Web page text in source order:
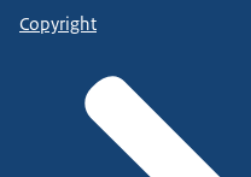
Copyright